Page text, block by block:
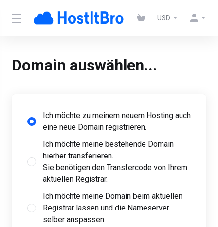
USD
Domain auswählen...
Ich möchte zu meinem neuem Hosting auch
eine neue Domain registrieren.
Ich möchte meine bestehende Domain
hierher transferieren.
Sie benötigen den Transfercode von Ihrem
aktuellen Registrar.
Ich möchte meine Domain beim aktuellen
Registrar lassen und die Nameserver
selber anspassen.